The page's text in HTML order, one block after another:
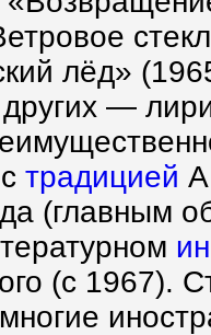
лёд»
—
традицией
(главным
(с 1967).